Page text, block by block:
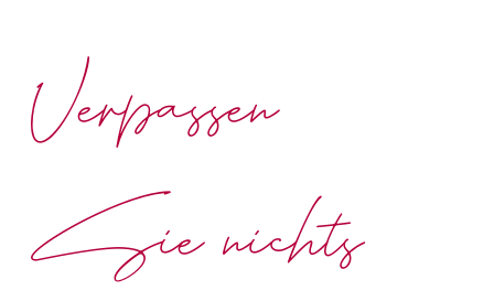
Verpassen
Sie nichts